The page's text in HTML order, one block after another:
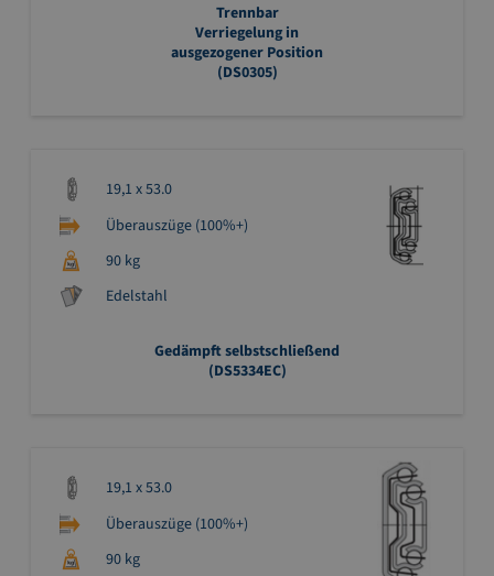
Trennbar
Verriegelung in
ausgezogener Position
(DS0305)
19,1 x 53.0
Überauszüge (100%+)
90 kg
Edelstahl
Gedämpft selbstschließend
(DS5334EC)
19,1 x 53.0
Überauszüge (100%+)
90 kg